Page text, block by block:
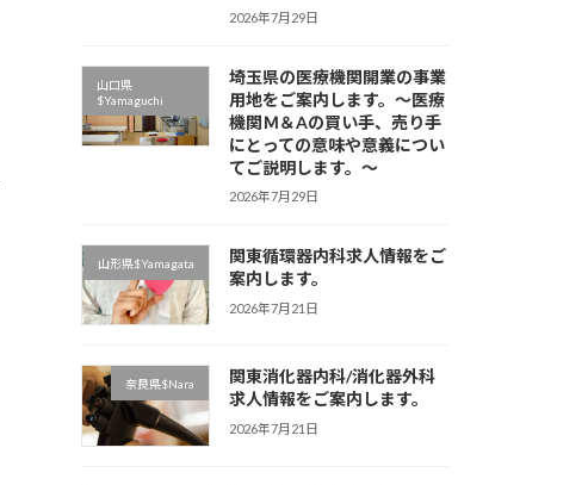
2026年7月29日
山口県
$Yamaguchi
埼玉県の医療機関開業の事業
用地をご案内します。～医療
機関Ｍ＆Aの買い手、売り手
にとっての意味や意義につい
てご説明します。～
2026年7月29日
山形県$Yamagata
関東循環器内科求人情報をご
案内します。
2026年7月21日
奈良県$Nara
関東消化器内科/消化器外科
求人情報をご案内します。
2026年7月21日